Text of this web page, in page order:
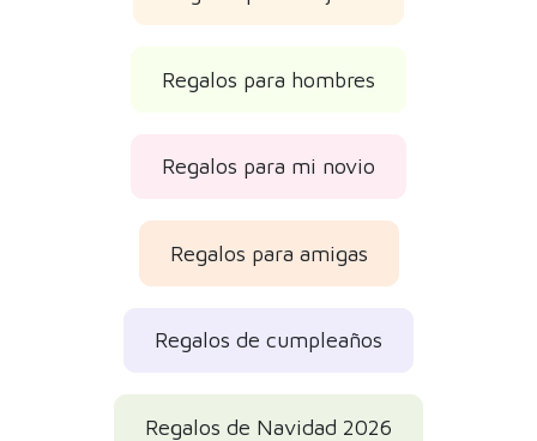
Regalos para hombres
Regalos para mi novio
Regalos para amigas
Regalos de cumpleaños
Regalos de Navidad 2026